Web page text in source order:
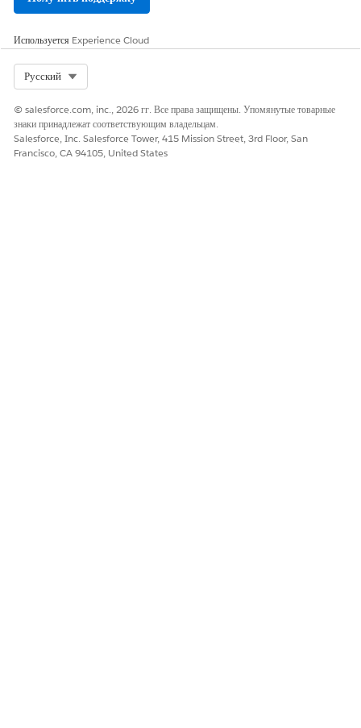
Оставьте свой отзыв, чтобы мы могли стать лучше!
Используется Experience Cloud
Русский
© salesforce.com, inc., 2026 гг. Все права защищены. Упомянутые товарные
знаки принадлежат соответствующим владельцам.
Salesforce, Inc. Salesforce Tower, 415 Mission Street, 3rd Floor, San
Francisco, CA 94105, United States